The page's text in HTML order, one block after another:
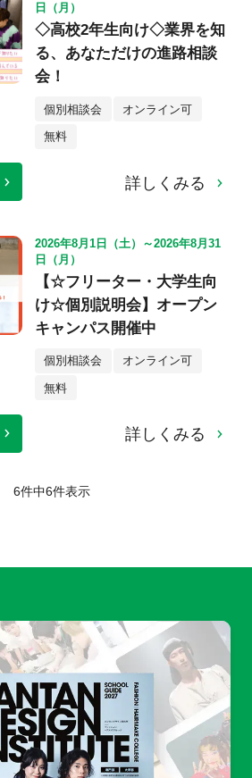
日（月）
◇高校2年生向け◇業界を知
る、あなただけの進路相談
会！
個別相談会 オンライン可
無料
詳しくみる
2026年8月1日（土）～2026年8月31
日（月）
【☆フリーター・大学生向
け☆個別説明会】オープン
キャンパス開催中
個別相談会 オンライン可
無料
詳しくみる
6件中6件表示